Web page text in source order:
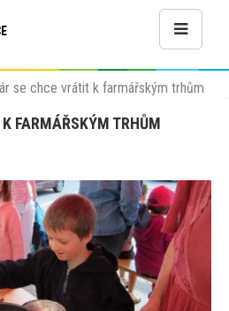
se chce vrátit k farmářským trhům
FARMÁŘSKÝM TRHŮM